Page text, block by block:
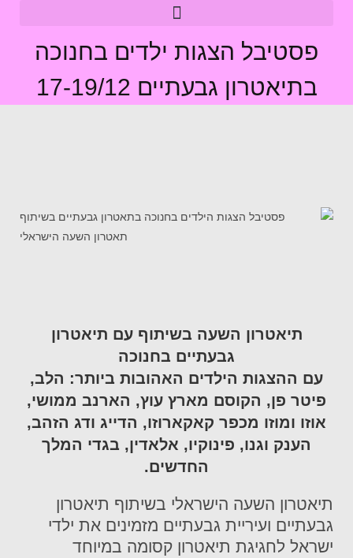
פסטיבל הצגות ילדים בחנוכה
בתיאטרון גבעתיים 17-19/12
תיאטרון השעה בשיתוף עם תיאטרון
גבעתיים בחנוכה
עם ההצגות הילדים האהובות ביותר: הלב,
פיטר פן, הקוסם מארץ עוץ, הארנב ממושי,
אוזו ומוזו מכפר קאקארוזו, הדייג ודג הזהב,
הענק וגנו, פינוקיו, אלאדין, בגדי המלך
החדשים.
תיאטרון השעה הישראלי בשיתוף תיאטרון
גבעתיים ועיריית גבעתיים מזמינים את ילדי
ישראל לחגיגת תיאטרון קסומה במיוחד